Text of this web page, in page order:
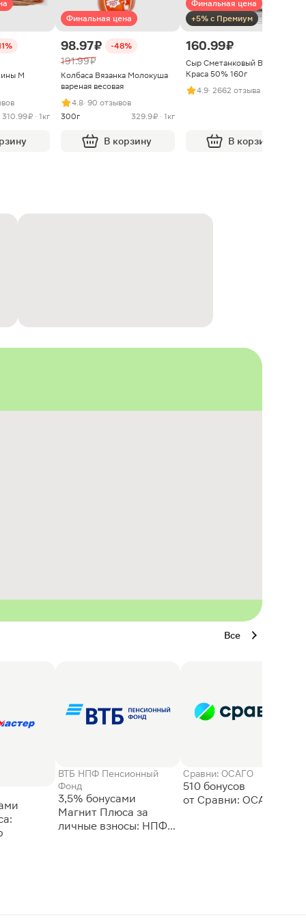
М
310.99 ₽ · 1кг
Финальная цена
98.97 ₽ -48%
191.99 ₽
Колбаса Вязанка Молокуша
вареная весовая
4.8· 90 отзывов
300г
329.9 ₽ · 1кг
В корзину
Финальная цена
+5% с Премиум
160.99 ₽
Сыр Сметанковый Варвара
Краса 50% 160г
4.9· 2662 отзыва
В корзину
Все
ВТБ НПФ Пенсионный
Фонд
3,5% бонусами
Магнит Плюса за
личные взносы: НПФ
Сравни: ОСАГО
510 бонусов